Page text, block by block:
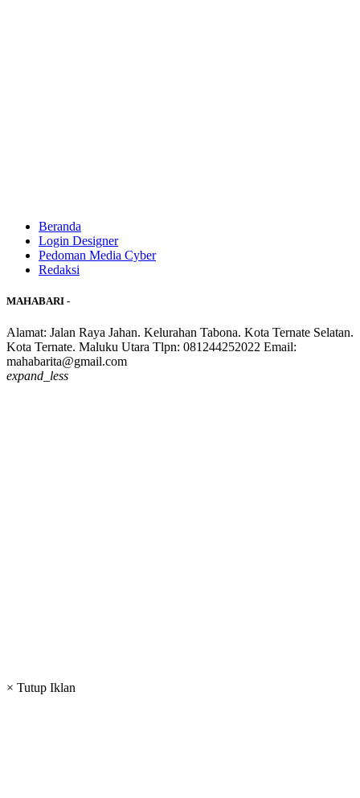
Beranda
Login Designer
Pedoman Media Cyber
Redaksi
MAHABARI -
Alamat: Jalan Raya Jahan. Kelurahan Tabona. Kota Ternate Selatan.
Kota Ternate. Maluku Utara Tlpn: 081244252022 Email:
mahabarita@gmail.com
expand_less
× Tutup Iklan